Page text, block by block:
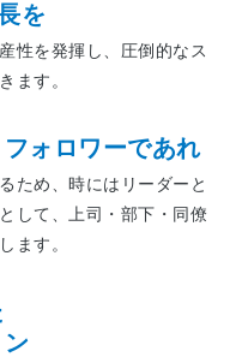
を
性を発揮し、 圧倒的なス
ます。
フォロワーであれ
ため、時にはリーダーと
して、上司・部下・同僚
ます。